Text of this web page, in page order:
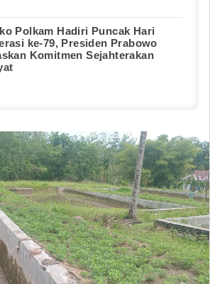
Polkam Hadiri Puncak Hari
ke-79, Presiden Prabowo
Komitmen Sejahterakan